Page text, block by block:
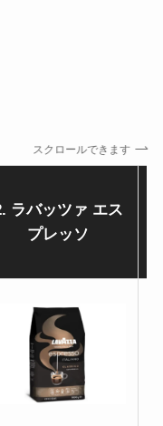
スクロールできます
ラバッツァ エス
プレッソ